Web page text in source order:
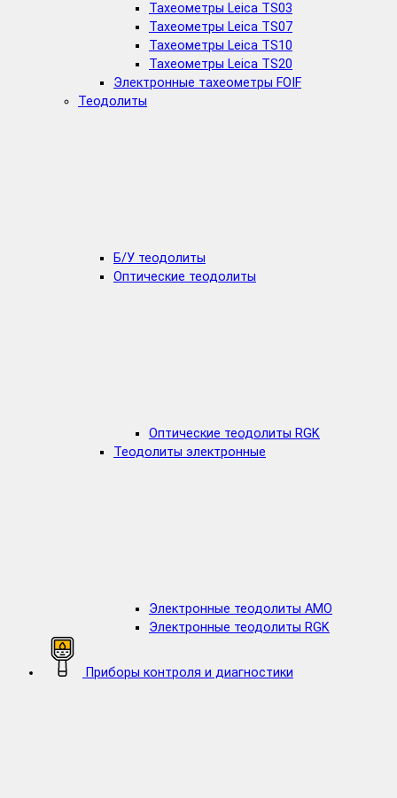
Тахеометры Leica TS03
Тахеометры Leica TS07
Тахеометры Leica TS10
Тахеометры Leica TS20
Электронные тахеометры FOIF
Теодолиты
Б/У теодолиты
Оптические теодолиты
Оптические теодолиты RGK
Теодолиты электронные
Электронные теодолиты AMO
Электронные теодолиты RGK
Приборы контроля и диагностики